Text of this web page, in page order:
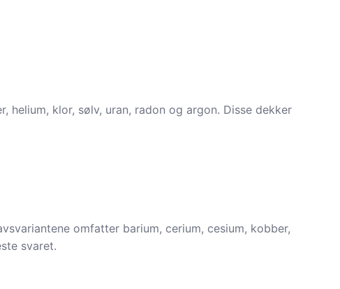
helium, klor, sølv, uran, radon og argon. Disse dekker
omfatter barium, cerium, cesium, kobber,
svaret.